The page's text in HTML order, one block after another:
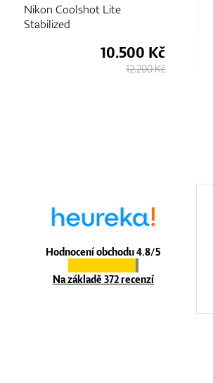
Nikon Coolshot 20 GIII
5.380 Kč
5.980 Kč
Hodnocení obchodu 4.8/5
Na základě 372 recenzí